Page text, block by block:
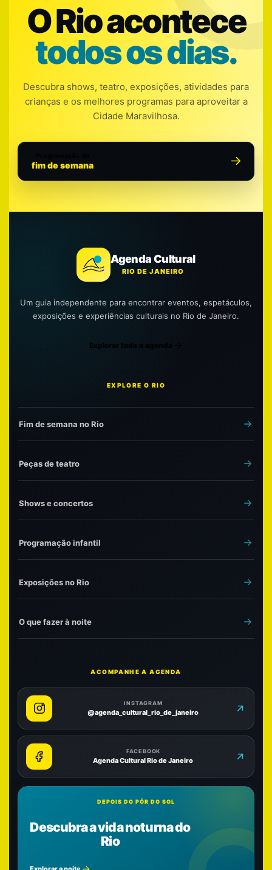
O Rio acontece
todos os dias.
Descubra shows, teatro, exposições, atividades para
crianças e os melhores programas para aproveitar a
Cidade Maravilhosa.
fim de semana
Agenda Cultural
RIO DE JANEIRO
Um guia independente para encontrar eventos, espetáculos,
exposições e experiências culturais no Rio de Janeiro.
Explorar toda a agenda
EXPLORE O RIO
Fim de semana no Rio
Peças de teatro
Shows e concertos
Programação infantil
Exposições no Rio
O que fazer à noite
ACOMPANHE A AGENDA
INSTAGRAM
@agenda_cultural_rio_de_janeiro
FACEBOOK
Agenda Cultural Rio de Janeiro
DEPOIS DO PÔR DO SOL
Descubra a vida noturna do
Rio